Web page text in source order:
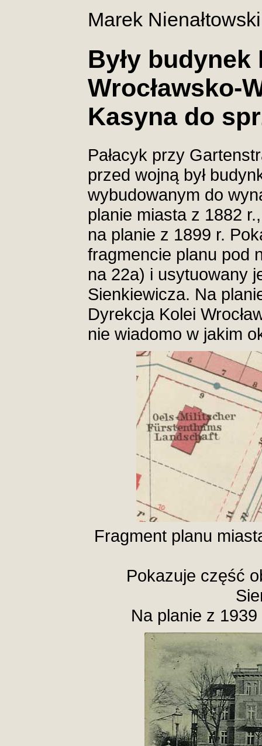
Marek Nienałtowski
Były
Wrocławsko-
Kasyna do
Pałacyk przy
przed wojną był
wybudowanym do
planie miasta z 1882
na planie z 1899 r.
fragmencie planu pod
na 22a) i usytuowany
Sienkiewicza. Na
Dyrekcja Kolei
nie wiadomo w jakim
Fragment planu
Pokazuje część
Na planie z